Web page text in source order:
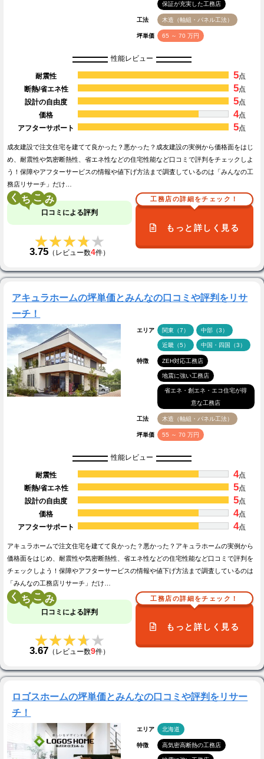
保証が充実した工務店
工法 木造（軸組・パネル工法）
坪単価 65 ～ 70 万円
性能レビュー
耐震性 5点
断熱/省エネ性
5点
設計の自由度
5点
価格
4点
アフターサポート
5点
成友建設で注文住宅を建てて良かった？悪かった？成友建設の実例から価格面をはじ
め、耐震性や気密断熱性、省エネ性などの住宅性能など口コミで評判をチェックしよ
う！保障やアフターサービスの情報や値下げ方法まで調査しているのは「みんなの工
務店リサーチ」だけ…
く こ
口コミによる評判
★★★★★
★★★★★
3.75 （レビュー数4件）
工務店の詳細をチェック！
もっと詳しく見る
アキュラホームの坪単価とみんなの口コミや評判をリサ
ーチ！
エリア 関東（7） 中部（3）
近畿（5） 中国・四国（3）
特徴 ZEH対応工務店
地震に強い工務店
省エネ・創エネ・エコ住宅が得
意な工務店
工法 木造（軸組・パネル工法）
坪単価 55 ～ 70 万円
性能レビュー
耐震性 4点
断熱/省エネ性
5点
設計の自由度
5点
価格
4点
アフターサポート
4点
アキュラホームで注文住宅を建てて良かった？悪かった？アキュラホームの実例から
価格面をはじめ、耐震性や気密断熱性、省エネ性などの住宅性能など口コミで評判を
チェックしよう！保障やアフターサービスの情報や値下げ方法まで調査しているのは
「みんなの工務店リサーチ」だけ…
く こ
口コミによる評判
★★★★★
★★★★★
3.67 （レビュー数9件）
工務店の詳細をチェック！
もっと詳しく見る
ロゴスホームの坪単価とみんなの口コミや評判をリサー
チ！
エリア 北海道
特徴 高気密高断熱の工務店